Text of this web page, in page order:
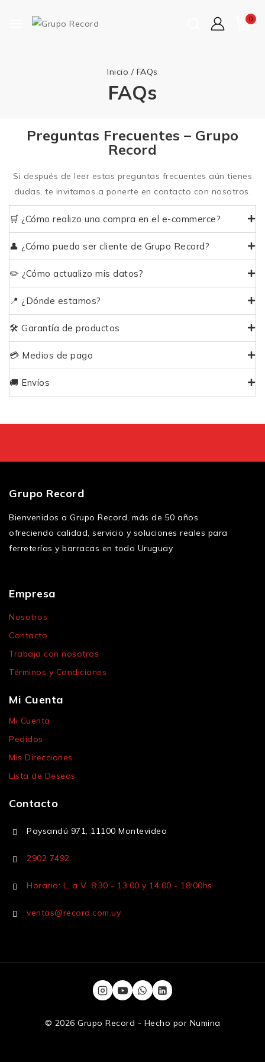
0
Inicio / FAQs
FAQs
Preguntas Frecuentes – Grupo
Record
Si después de leer estas preguntas frecuentes aún tienes
dudas, te invitamos a ponerte en contacto con nosotros.
🛒 ¿Cómo realizo una compra en el e-commerce?
👤 ¿Cómo puedo ser cliente de Grupo Record?
✏️ ¿Cómo actualizo mis datos?
📍 ¿Dónde estamos?
🛠️ Garantía de productos
💳 Medios de pago
🚚 Envíos
Grupo Record
Bienvenidos a Grupo Record, más de 50 años
ofreciendo calidad, servicio y soluciones reales para
ferreterías y barracas en todo Uruguay
Empresa
Nosotros
Contacto
Trabaja con nosotros
Términos y Condiciones
Mi Cuenta
Mi Cuenta
Pedidos
Mis Direcciones
Lista de Deseos
Contacto
Paysandú 971, 11100 Montevideo
2902 7492
Horario: L. a V. 8:30 - 13:00 y 14:00 - 18:00hs
ventas@record.com.uy
© 2026 Grupo Record - Hecho por Numina